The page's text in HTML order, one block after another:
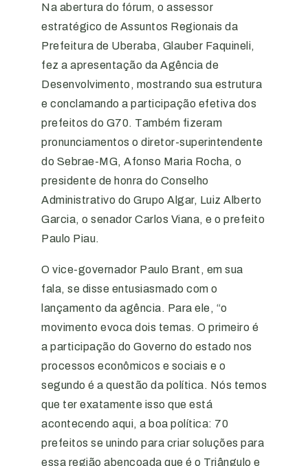
Na abertura do fórum, o assessor
estratégico de Assuntos Regionais da
Prefeitura de Uberaba, Glauber Faquineli,
fez a apresentação da Agência de
Desenvolvimento, mostrando sua estrutura
e conclamando a participação efetiva dos
prefeitos do G70. Também fizeram
pronunciamentos o diretor-superintendente
do Sebrae-MG, Afonso Maria Rocha, o
presidente de honra do Conselho
Administrativo do Grupo Algar, Luiz Alberto
Garcia, o senador Carlos Viana, e o prefeito
Paulo Piau.
O vice-governador Paulo Brant, em sua
fala, se disse entusiasmado com o
lançamento da agência. Para ele, “o
movimento evoca dois temas. O primeiro é
a participação do Governo do estado nos
processos econômicos e sociais e o
segundo é a questão da política. Nós temos
que ter exatamente isso que está
acontecendo aqui, a boa política: 70
prefeitos se unindo para criar soluções para
essa região abençoada que é o Triângulo e